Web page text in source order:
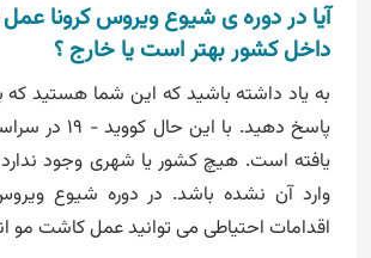
آیا در دوره ی شیوع ویروس کرونا
داخل کشور بهتر است یا خارج ؟
به یاد داشته باشید که این شما هستید که
پاسخ دهید. با
یافته است. هیچ کشور یا شهری وجود
وارد آن نشده باشد. در دوره شیوع
اقدامات احتیاطی می توانید عمل کاشت مو